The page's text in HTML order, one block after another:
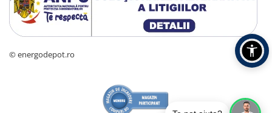
© energodepot.ro